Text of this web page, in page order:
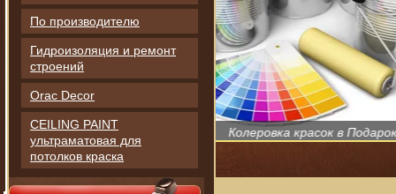
По производителю
Гидроизоляция и ремонт
строений
Orac Decor
CEILING PAINT
ультраматовая для
потолков краска
Колеровка красок в Подарок!
Бесплатные
выезд